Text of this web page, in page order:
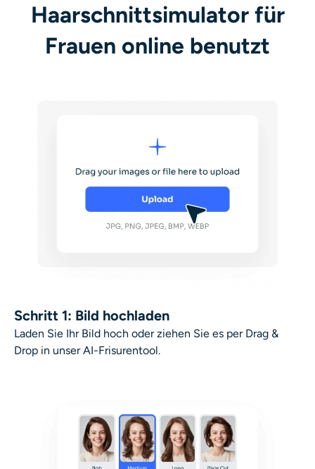
Haarschnittsimulator für
Frauen online benutzt
Schritt 1: Bild hochladen
Laden Sie Ihr Bild hoch oder ziehen Sie es per Drag &
Drop in unser AI-Frisurentool.